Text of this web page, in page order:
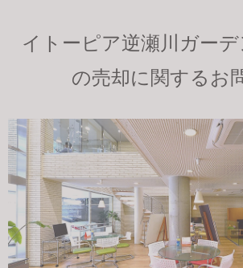
イトーピア逆瀬川ガー
の売却に関するお